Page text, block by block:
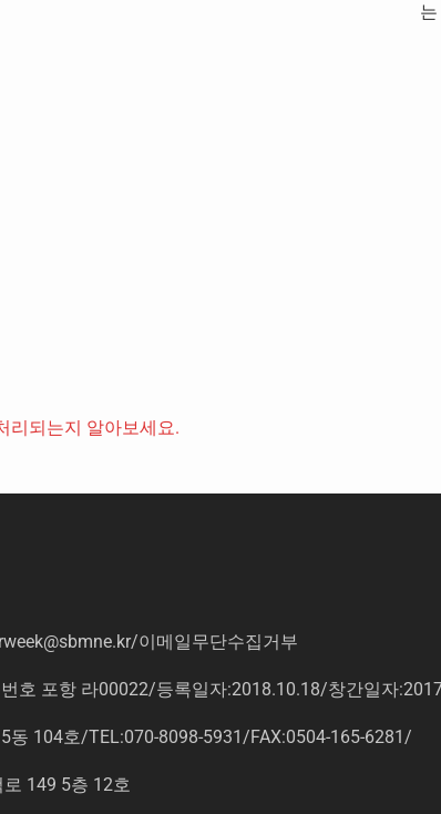
는
리되는지 알아보세요.
/이메일무단수집거부
호 포항 라00022/등록일자:2018.10.18/창간일자
104호/TEL:070-8098-5931/FAX:0504-165-6281/
149 5층 12호